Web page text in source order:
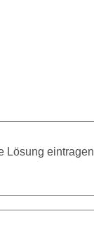
Lösung eintragen